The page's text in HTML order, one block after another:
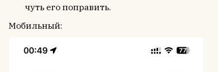
чуть его поправить.
Мобильный: